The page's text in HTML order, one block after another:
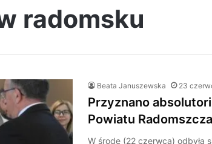
radomsku
Beata Januszewska 23
Przyznano
Powiatu
W środę (22 czerwca) odbyła